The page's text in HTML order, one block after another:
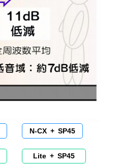
N-CX + SP45
Lite + SP45